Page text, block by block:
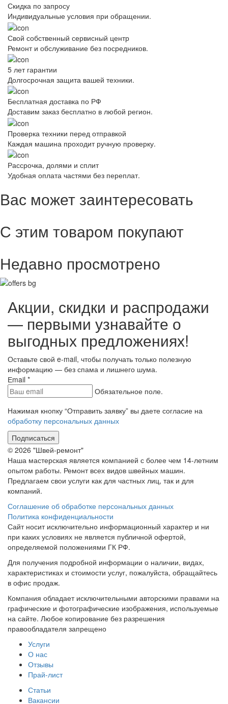
Скидка по запросу
Индивидуальные условия при обращении.
Свой собственный сервисный центр
Ремонт и обслуживание без посредников.
5 лет гарантии
Долгосрочная защита вашей техники.
Бесплатная доставка по РФ
Доставим заказ бесплатно в любой регион.
Проверка техники перед отправкой
Каждая машина проходит ручную проверку.
Рассрочка, долями и сплит
Удобная оплата частями без переплат.
Вас может заинтересовать
С этим товаром покупают
Недавно просмотрено
Акции, скидки и распродажи
— первыми узнавайте о
выгодных предложениях!
Оставьте свой e-mail, чтобы получать только полезную
информацию — без спама и лишнего шума.
Еmail *
Обязательное поле.
Нажимая кнопку “Отправить заявку” вы даете согласие на
обработку персональных данных
Подписаться
© 2026 "Швей-ремонт"
Наша мастерская является компанией с более чем 14-летним
опытом работы. Ремонт всех видов швейных машин.
Предлагаем свои услуги как для частных лиц, так и для
компаний.
Соглашение об обработке персональных данных
Политика конфиденциальности
Сайт носит исключительно информационный характер и ни
при каких условиях не является публичной офертой,
определяемой положениями ГК РФ.
Для получения подробной информации о наличии, видах,
характеристиках и стоимости услуг, пожалуйста, обращайтесь
в офис продаж.
Компания обладает исключительными авторскими правами на
графические и фотографические изображения, используемые
на сайте. Любое копирование без разрешения
правообладателя запрещено
Услуги
О нас
Отзывы
Прай-лист
Статьи
Вакансии